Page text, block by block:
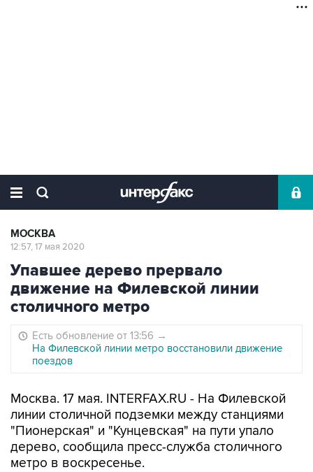
МОСКВА
12:57, 17 мая 2020
Упавшее дерево прервало
движение на Филевской линии
столичного метро
Есть обновление от 13:56 →
На Филевской линии метро восстановили движение
поездов
Москва. 17 мая. INTERFAX.RU - На Филевской
линии столичной подземки между станциями
"Пионерская" и "Кунцевская" на пути упало
дерево, сообщила пресс-служба столичного
метро в воскресенье.